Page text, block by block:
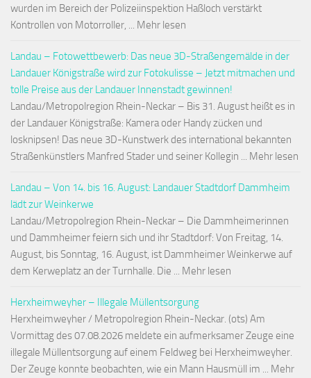
wurden im Bereich der Polizeiinspektion Haßloch verstärkt
Kontrollen von Motorroller, ... Mehr lesen
Landau – Fotowettbewerb: Das neue 3D-Straßengemälde in der
Landauer Königstraße wird zur Fotokulisse – Jetzt mitmachen und
tolle Preise aus der Landauer Innenstadt gewinnen!
Landau/Metropolregion Rhein-Neckar – Bis 31. August heißt es in
der Landauer Königstraße: Kamera oder Handy zücken und
losknipsen! Das neue 3D-Kunstwerk des international bekannten
Straßenkünstlers Manfred Stader und seiner Kollegin ... Mehr lesen
Landau – Von 14. bis 16. August: Landauer Stadtdorf Dammheim
lädt zur Weinkerwe
Landau/Metropolregion Rhein-Neckar – Die Dammheimerinnen
und Dammheimer feiern sich und ihr Stadtdorf: Von Freitag, 14.
August, bis Sonntag, 16. August, ist Dammheimer Weinkerwe auf
dem Kerweplatz an der Turnhalle. Die ... Mehr lesen
Herxheimweyher – Illegale Müllentsorgung
Herxheimweyher / Metropolregion Rhein-Neckar. (ots) Am
Vormittag des 07.08.2026 meldete ein aufmerksamer Zeuge eine
illegale Müllentsorgung auf einem Feldweg bei Herxheimweyher.
Der Zeuge konnte beobachten, wie ein Mann Hausmüll im ... Mehr